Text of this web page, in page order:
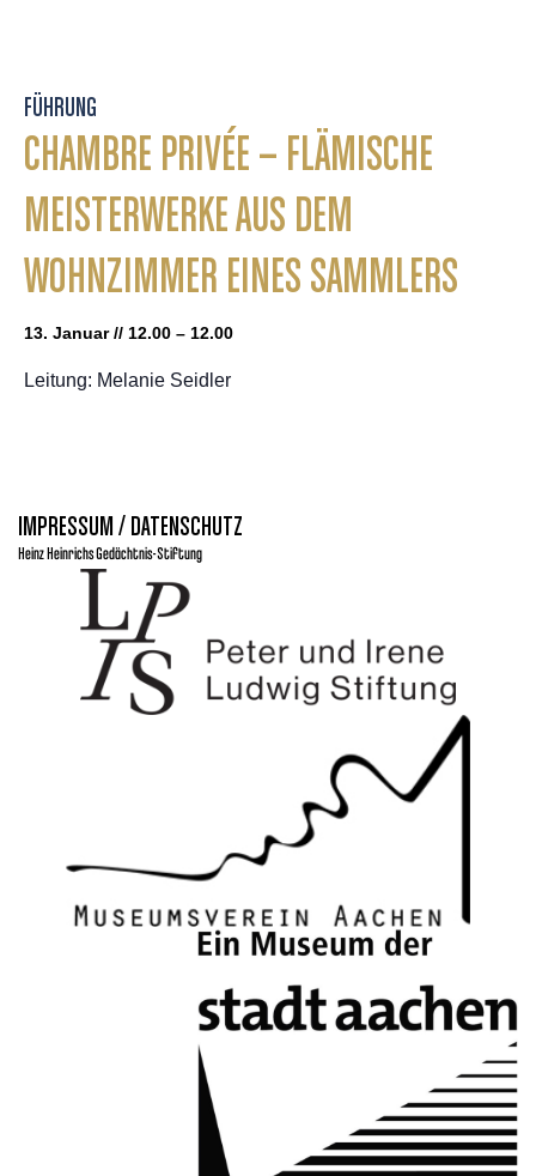
FÜHRUNG
CHAMBRE PRIVÉE – FLÄMISCHE
MEISTERWERKE AUS DEM
WOHNZIMMER EINES SAMMLERS
13. Januar // 12.00 – 12.00
Leitung: Melanie Seidler
IMPRESSUM / DATENSCHUTZ
Heinz Heinrichs Gedächtnis-Stiftung